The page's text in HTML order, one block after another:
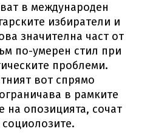
в международен
избиратели и
значителна част от
по-умерен стил при
проблеми.
вот спрямо
в рамките
на опозицията, сочат